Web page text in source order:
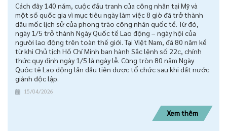
Cách đây 140 năm, cuộc đấu tranh của công nhân tại Mỹ và
một số quốc gia vì mục tiêu ngày làm việc 8 giờ đã trở thành
dấu mốc lịch sử của phong trào công nhân quốc tế. Từ đó,
ngày 1/5 trở thành Ngày Quốc tế Lao động – ngày hội của
người lao động trên toàn thế giới. Tại Việt Nam, đã 80 năm kể
từ khi Chủ tịch Hồ Chí Minh ban hành Sắc lệnh số 22c, chính
thức quy định ngày 1/5 là ngày lễ. Cũng tròn 80 năm Ngày
Quốc tế Lao động lần đầu tiên được tổ chức sau khi đất nước
giành độc lập.
15/04/2026
Xem thêm